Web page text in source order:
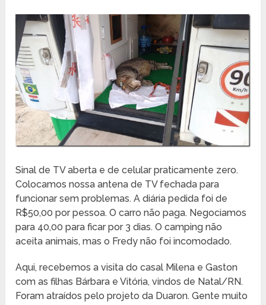
Sinal de TV aberta e de celular praticamente zero.
Colocamos nossa antena de TV fechada para
funcionar sem problemas. A diária pedida foi de
R$50,00 por pessoa. O carro não paga. Negociamos
para 40,00 para ficar por 3 dias. O camping não
aceita animais, mas o Fredy não foi incomodado.
Aqui, recebemos a visita do casal Milena e Gaston
com as filhas Bárbara e Vitória, vindos de Natal/RN.
Foram atraídos pelo projeto da Duaron. Gente muito